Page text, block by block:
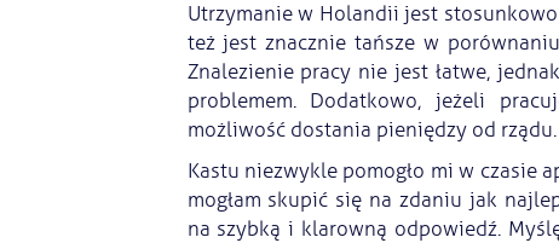
Utrzymanie w Holandii jest
też jest znacznie tańsze w
Znalezienie pracy nie jest łatwe,
problemem. Dodatkowo, jeżeli
możliwość dostania pieniędzy od rządu.
Kastu niezwykle pomogło mi w czasie
mogłam skupić się na zdaniu jak
na szybką i klarowną odpowiedź.